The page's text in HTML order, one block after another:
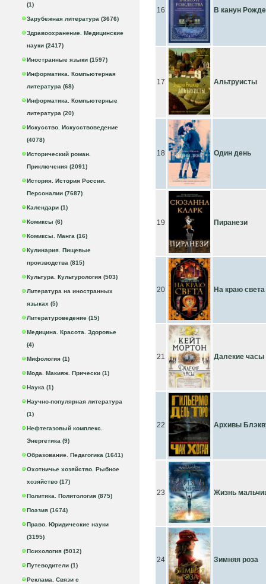
(1)
Зарубежная литература (3676)
Здравоохранение. Медицинские
науки (2417)
Иностранные языки (1597)
Информатика. Компьютерная
литература (68)
Информатика. Компьютерные
литература (20)
Искусство. Искусствоведение
(4078)
Исторический роман.
Приключения (2091)
История. История России.
Персоналии (7687)
Календари (1)
Комиксы (6)
Комиксы. Манга (16)
Кулинария. Пищевые
производства (815)
Культура. Культурология (503)
Литература на иностранных
языках (5)
Литературоведение (15)
Медицина. Красота. Здоровье
(4)
Мифология (1)
Мода. Макияж. Прически (1)
Наука (1)
Научно-популярная литература
(1)
Нефтегазовый комплекс.
Энергетика (9)
Образование. Педагогика (1641)
Охотничье хозяйство. Рыбное
хозяйство (17)
Политика. Политология (875)
Поэзия (1674)
Право. Юридические науки
(3195)
Психология (5012)
Путеводители (1)
Реклама. Связи с
16 В канун
17 Альтруисты
18 Один день
19 Пиранези
20 На краю света
21 Далекие часы
22 Архивы
23 Жизнь
24 Зимняя роза